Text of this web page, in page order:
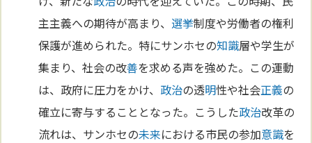
主主義への期待が高まり、 選挙制度や労働者の権利
保護が進められた。特にサンホセの知識層や学生が
集まり、社会の改善を求める声を強めた。この運動
は、政府に圧力をかけ、 政治の透明性や社会正義の
確立に寄与することとなった。こうした政治改革の
流れは、サンホセの未来における市民の参加意識を